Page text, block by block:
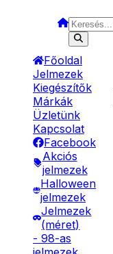
Főoldal
Jelmezek
Kiegészítők
Márkák
Üzletünk
Kapcsolat
Facebook
Akciós
jelmezek
Halloween
jelmezek
Jelmezek
(méret)
- 98-as